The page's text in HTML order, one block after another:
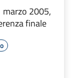
marzo 2005,
finale